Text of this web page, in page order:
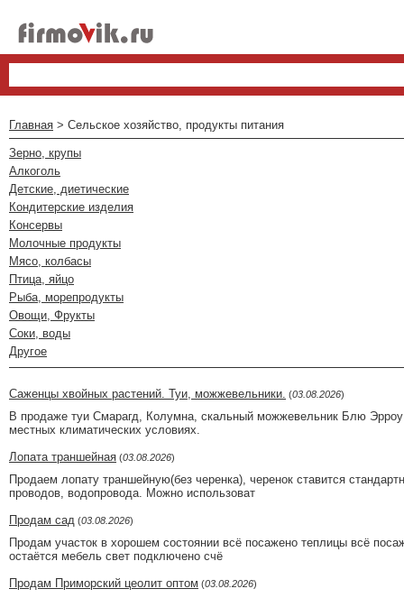
Главная > Сельское хозяйство, продукты питания
Зерно, крупы
Алкоголь
Детские, диетические
Кондитерские изделия
Консервы
Молочные продукты
Мясо, колбасы
Птица, яйцо
Рыба, морепродукты
Овощи, Фрукты
Соки, воды
Другое
Саженцы хвойных растений. Туи, можжевельники. (03.08.2026)
В продаже туи Смарагд, Колумна, скальный можжевельник Блю
местных климатических условиях.
Лопата траншейная (03.08.2026)
Продаем лопату траншейную(без черенка), черенок ставится
проводов, водопровода. Можно использоват
Продам сад (03.08.2026)
Продам участок в хорошем состоянии всё посажено теплицы всё
остаётся мебель свет подключено счё
Продам Приморский цеолит оптом (03.08.2026)